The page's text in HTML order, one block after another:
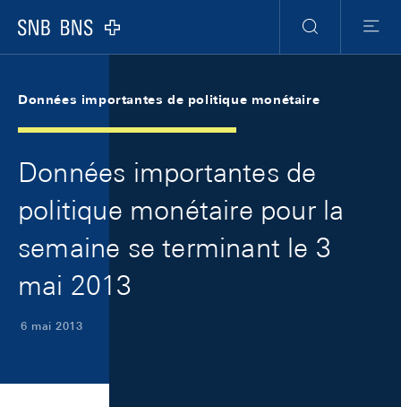
Logo
RechercheMenu
Données importantes de politique monétaire
Données importantes de
politique monétaire pour la
semaine se terminant le 3
mai 2013
6 mai 2013